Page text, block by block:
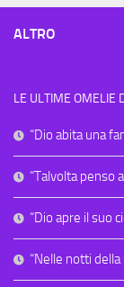
ALTRO
LE ULTIME OMELIE
“Dio abita una
“Talvolta penso
“Dio apre il suo
“Nelle notti